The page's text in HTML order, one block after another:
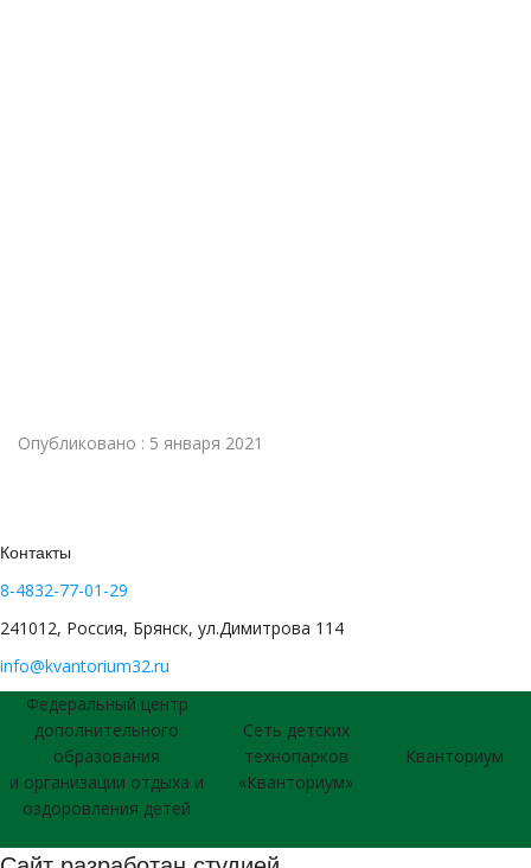
Опубликовано : 5 января 2021
Контакты
8-4832-77-01-29
241012, Россия, Брянск, ул.Димитрова 114
info@kvantorium32.ru
Федеральный центр
дополнительного
образования
и организации отдыха и
оздоровления детей
Сеть детских
технопарков
«Кванториум»
Кванториум